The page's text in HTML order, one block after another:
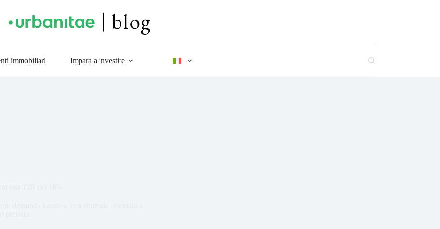
immobiliari Impara a investire